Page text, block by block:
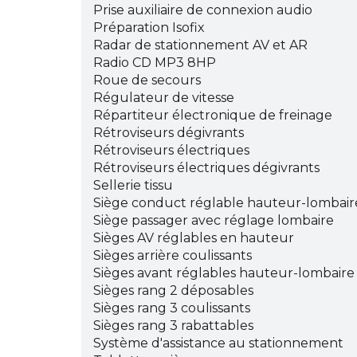
Prise auxiliaire de connexion audio
Préparation Isofix
Radar de stationnement AV et AR
Radio CD MP3 8HP
Roue de secours
Régulateur de vitesse
Répartiteur électronique de freinage
Rétroviseurs dégivrants
Rétroviseurs électriques
Rétroviseurs électriques dégivrants
Sellerie tissu
Siège conduct réglable hauteur-
Siège passager avec réglage lombaire
Sièges AV réglables en hauteur
Sièges arrière coulissants
Sièges avant réglables hauteur-lombaire
Sièges rang 2 déposables
Sièges rang 3 coulissants
Sièges rang 3 rabattables
Système d'assistance au stationnement